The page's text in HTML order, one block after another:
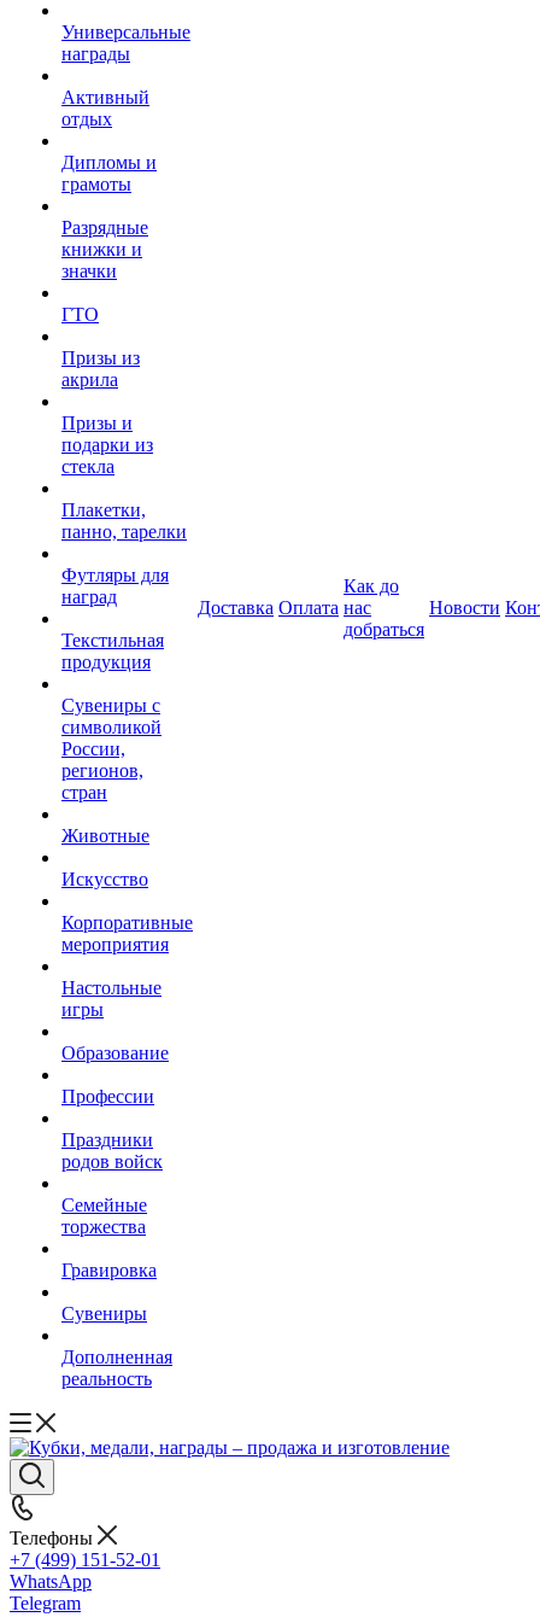
Универсальные
награды
Активный
отдых
Дипломы и
грамоты
Разрядные
книжки и
значки
ГТО
Призы из
акрила
Призы и
подарки из
стекла
Плакетки,
панно, тарелки
Футляры для
наград
Текстильная
продукция
Сувениры с
символикой
России,
регионов,
стран
Животные
Искусство
Корпоративные
мероприятия
Настольные
игры
Образование
Профессии
Праздники
родов войск
Семейные
торжества
Гравировка
Сувениры
Дополненная
реальность
Доставка Оплата
Как до
нас
добраться
Новости
Телефоны
+7 (499) 151-52-01
WhatsApp
Telegram